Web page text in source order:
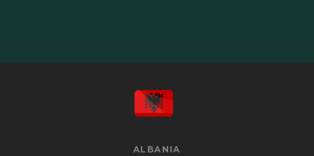
ALBANIA